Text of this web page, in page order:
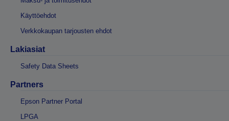
Käyttöehdot
Verkkokaupan tarjousten ehdot
Lakiasiat
Safety Data Sheets
Partners
Epson Partner Portal
LPGA